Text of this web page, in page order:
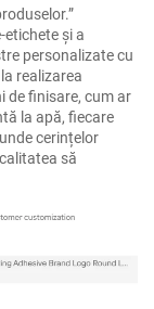
și a
personalizate cu
realizarea
de finisare, cum ar
la apă, fiecare
cerințelor
să